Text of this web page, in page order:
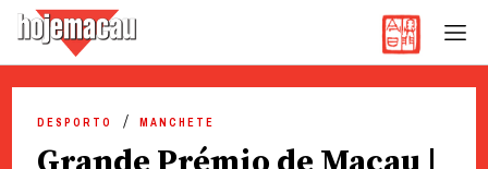
content
DESPORTO MANCHETE